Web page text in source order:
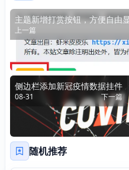
主题新增打赏按钮，方便自由
上一篇
侧边栏添加新冠疫情数据挂件
08-31 下一篇
随机推荐